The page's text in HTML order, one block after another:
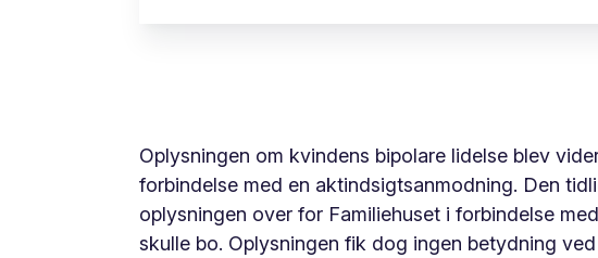
Oplysningen om kvindens bipolare lidelse blev
forbindelse med en aktindsigtsanmodning. Den
oplysningen over for Familiehuset i forbindelse
skulle bo. Oplysningen fik dog ingen betydning